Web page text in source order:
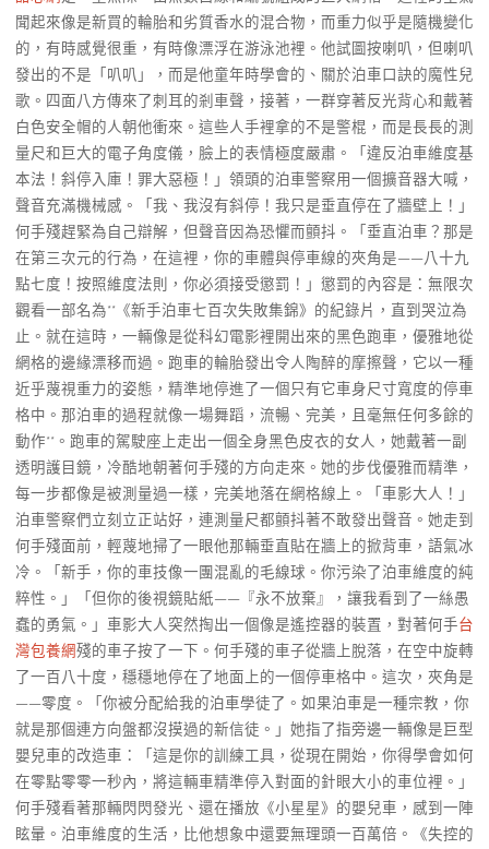
聞起來像是新買的輪胎和劣質香水的混合物，而重力似乎是隨機變化
的，有時感覺很重，有時像漂浮在游泳池裡。他試圖按喇叭，但喇叭
發出的不是「叭叭」，而是他童年時學會的、關於泊車口訣的魔性兒
歌。四面八方傳來了刺耳的剎車聲，接著，一群穿著反光背心和戴著
白色安全帽的人朝他衝來。這些人手裡拿的不是警棍，而是長長的測
量尺和巨大的電子角度儀，臉上的表情極度嚴肅。「違反泊車維度基
本法！斜停入庫！罪大惡極！」領頭的泊車警察用一個擴音器大喊，
聲音充滿機械感。「我、我沒有斜停！我只是垂直停在了牆壁上！」
何手殘趕緊為自己辯解，但聲音因為恐懼而顫抖。「垂直泊車？那是
在第三次元的行為，在這裡，你的車體與停車線的夾角是——八十九
點七度！按照維度法則，你必須接受懲罰！」懲罰的內容是：無限次
觀看一部名為**《新手泊車七百次失敗集錦》的紀錄片，直到哭泣為
止。就在這時，一輛像是從科幻電影裡開出來的黑色跑車，優雅地從
網格的邊緣漂移而過。跑車的輪胎發出令人陶醉的摩擦聲，它以一種
近乎蔑視重力的姿態，精準地停進了一個只有它車身尺寸寬度的停車
格中。那泊車的過程就像一場舞蹈，流暢、完美，且毫無任何多餘的
動作**。跑車的駕駛座上走出一個全身黑色皮衣的女人，她戴著一副
透明護目鏡，冷酷地朝著何手殘的方向走來。她的步伐優雅而精準，
每一步都像是被測量過一樣，完美地落在網格線上。「車影大人！」
泊車警察們立刻立正站好，連測量尺都顫抖著不敢發出聲音。她走到
何手殘面前，輕蔑地掃了一眼他那輛垂直貼在牆上的掀背車，語氣冰
冷。「新手，你的車技像一團混亂的毛線球。你污染了泊車維度的純
粹性。」「但你的後視鏡貼紙——『永不放棄』，讓我看到了一絲愚
蠢的勇氣。」車影大人突然掏出一個像是遙控器的裝置，對著何手台
灣包養網殘的車子按了一下。何手殘的車子從牆上脫落，在空中旋轉
了一百八十度，穩穩地停在了地面上的一個停車格中。這次，夾角是
——零度。「你被分配給我的泊車學徒了。如果泊車是一種宗教，你
就是那個連方向盤都沒摸過的新信徒。」她指了指旁邊一輛像是巨型
嬰兒車的改造車：「這是你的訓練工具，從現在開始，你得學會如何
在零點零零一秒內，將這輛車精準停入對面的針眼大小的車位裡。」
何手殘看著那輛閃閃發光、還在播放《小星星》的嬰兒車，感到一陣
眩暈。泊車維度的生活，比他想象中還要無理頭一百萬倍。《失控的